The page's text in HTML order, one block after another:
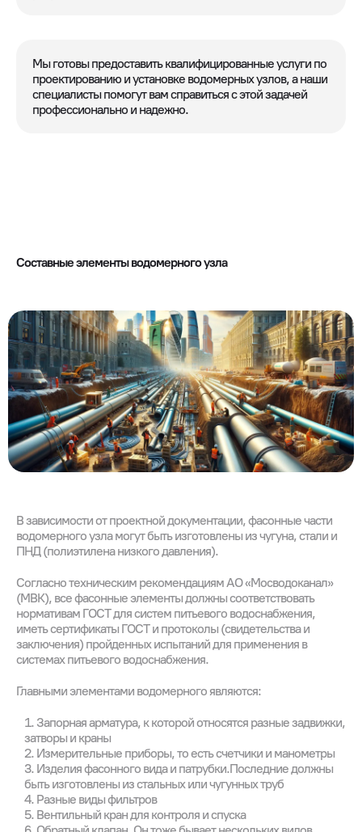
Мы готовы предоставить квалифицированные услуги по
проектированию и установке водомерных узлов, а наши
специалисты помогут вам справиться с этой задачей
профессионально и надежно.
Составные элементы водомерного узла
В зависимости от проектной документации, фасонные части
водомерного узла могут быть изготовлены из чугуна, стали и
ПНД (полиэтилена низкого давления).
Согласно техническим рекомендациям АО «Мосводоканал»
(МВК), все фасонные элементы должны соответствовать
нормативам ГОСТ для систем питьевого водоснабжения,
иметь сертификаты ГОСТ и протоколы (свидетельства и
заключения) пройденных испытаний для применения в
системах питьевого водоснабжения.
Главными элементами водомерного являются:
Запорная арматура, к которой относятся разные задвижки,
затворы и краны
Измерительные приборы, то есть счетчики и манометры
Изделия фасонного вида и патрубки.Последние должны
быть изготовлены из стальных или чугунных труб
Разные виды фильтров
Вентильный кран для контроля и спуска